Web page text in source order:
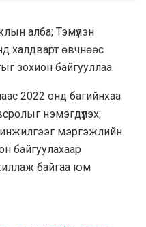
алба; Тэмүүлэн
халдварт өвчнөөс
зохион байгууллаа.
2022 онд багийнхаа
нэмэгдүүлэх;
мэргэжлийн
байгуулахаар
байгаа юм